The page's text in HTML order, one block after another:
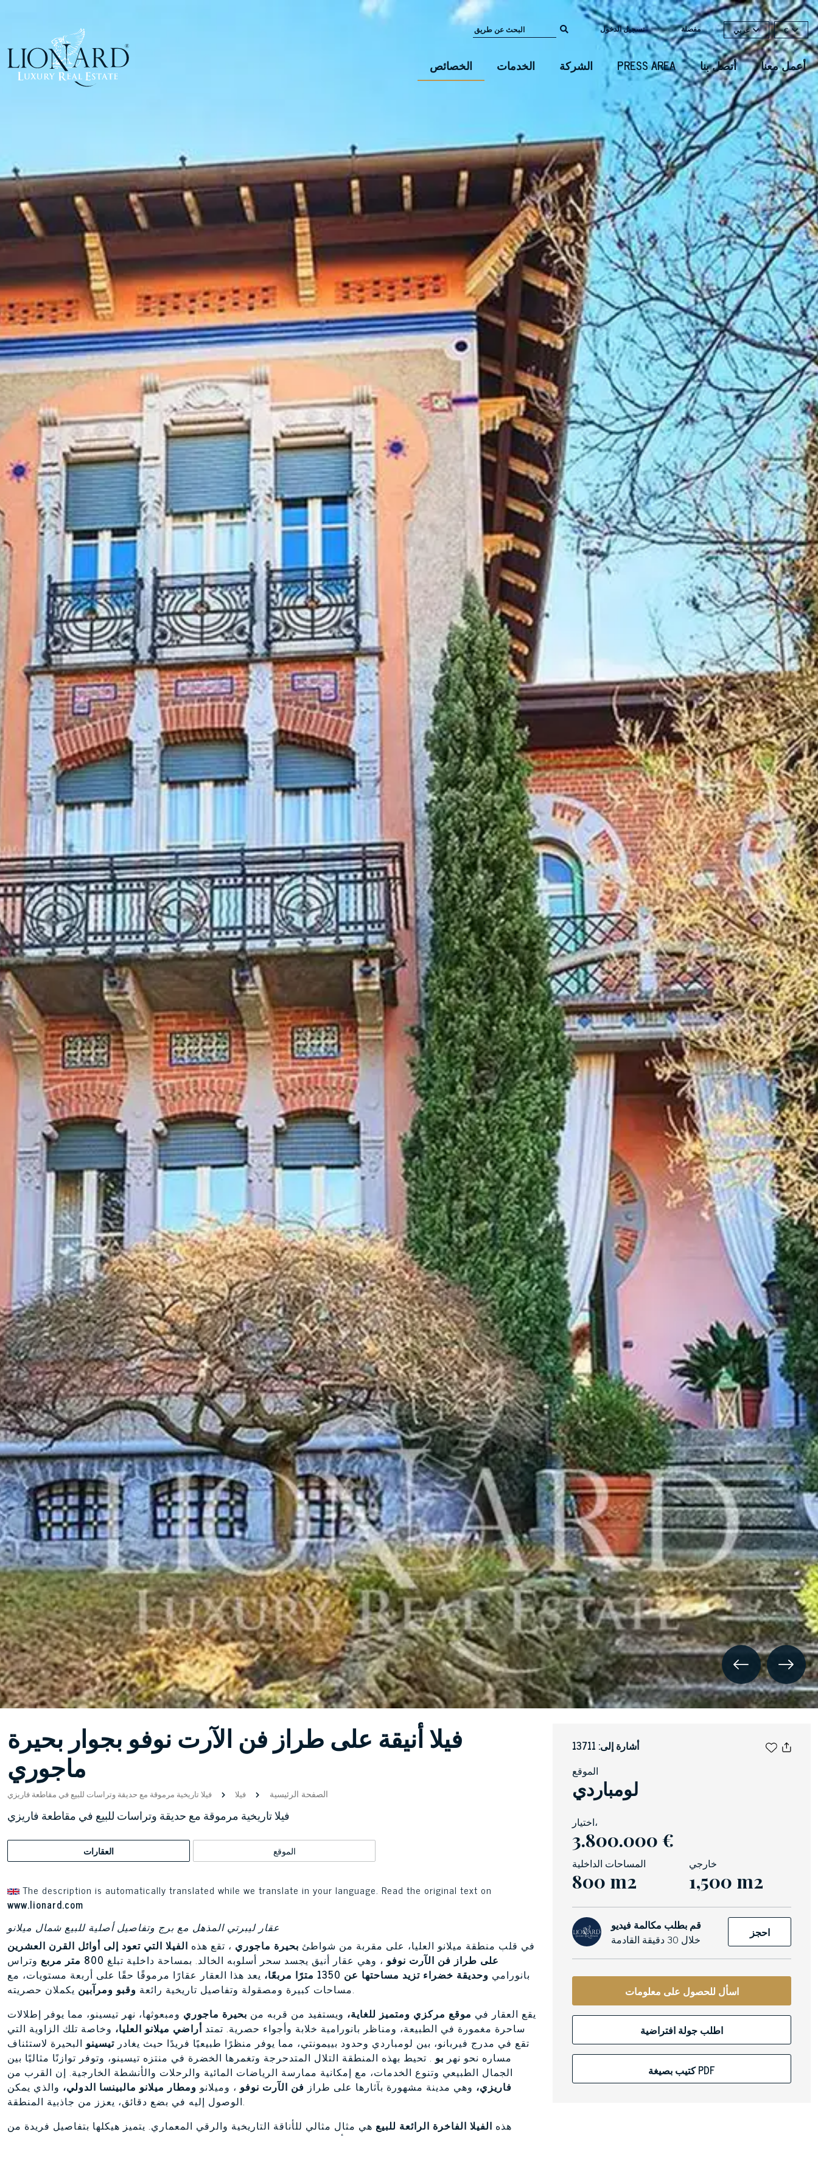
تسجيل الدخول مفضلة عربي €
الخصائص الخدمات الشركة PRESS AREA أتصل بنا أعمل معنا
فيلا أنيقة على طراز فن الآرت نوفو بجوار بحيرة
ماجوري
الصفحة الرئيسية فيلا فيلا تاريخية مرموقة مع حديقة وتراسات للبيع في مقاطعة فاريزي
فيلا تاريخية مرموقة مع حديقة وتراسات للبيع في مقاطعة فاريزي
العقارات الموقع
The description is automatically translated while we translate in your language. Read the original text on
www.lionard.com
عقار ليبرتي المذهل مع برج وتفاصيل أصلية للبيع شمال ميلانو
في قلب منطقة ميلانو العليا، على مقربة من شواطئ بحيرة ماجوري ، تقع هذه الفيلا التي تعود إلى أوائل القرن العشرين
على طراز فن الآرت نوفو ، وهي عقار أنيق يجسد سحر أسلوبه الخالد. بمساحة داخلية تبلغ 800 متر مربع
وتراس
بانورامي وحديقة خضراء تزيد مساحتها عن 1350 مترًا مربعًا،
يعد هذا العقار عقارًا مرموقًا حقًا على أربعة مستويات، مع
مساحات كبيرة ومصقولة وتفاصيل تاريخية رائعة وقبو ومرآبين
يكملان حصريته.
يقع العقار في موقع مركزي ومتميز للغاية، ويستفيد من قربه من بحيرة ماجوري ومبعوثها، نهر تيسينو، مما يوفر إطلالات
ساحرة مغمورة في الطبيعة، ومناظر بانورامية خلابة وأجواء حصرية. تمتد أراضي ميلانو العليا، وخاصة تلك الزاوية التي
تقع في مدرج فيربانو، بين لومباردي وحدود بييمونتي، مما يوفر منظرًا طبيعيًا فريدًا حيث يغادر تيسينو البحيرة لاستئناف
مساره نحو نهر بو . تحيط بهذه المنطقة التلال المتدحرجة وتغمرها الخضرة في منتزه تيسينو، وتوفر توازنًا مثاليًا بين
الجمال الطبيعي وتنوع الخدمات، مع إمكانية ممارسة الرياضات المائية والرحلات والأنشطة الخارجية. إن القرب من
فاريزي، وهي مدينة مشهورة بآثارها على طراز فن الآرت نوفو ، وميلانو ومطار ميلانو مالبينسا الدولي، والذي يمكن
الوصول إليه في بضع دقائق، يعزز من جاذبية المنطقة.
هذه الفيلا الفاخرة الرائعة للبيع هي مثال مثالي للأناقة التاريخية والرقي المعماري. يتميز هيكلها بتفاصيل فريدة من
، المزينة بأعمدة خرسانية ذات تيجان
أشارة إلى: 13711
الموقع
لومباردي
اختيار،
3.800.000 €
المساحات الداخلية
800 m2
خارجي
1,500 m2
قم بطلب مكالمة فيديو
خلال 30 دقيقة القادمة
احجز
اسأل للحصول على معلومات
اطلب جولة افتراضية
كتيب بصيغة PDF